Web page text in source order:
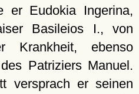
er Eudokia Ingerina,
Basileios I., von
Krankheit, ebenso
Patriziers Manuel.
versprach er seinen